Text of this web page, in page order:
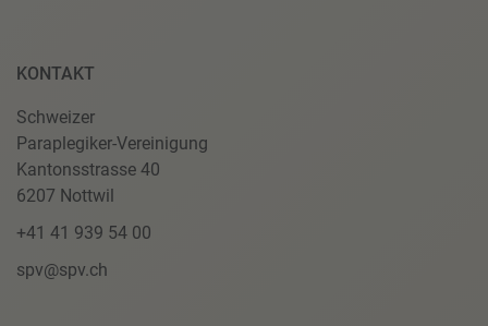
KONTAKT
Schweizer
Paraplegiker-Vereinigung
Kantonsstrasse 40
6207 Nottwil
+41 41 939 54 00
spv@spv.ch